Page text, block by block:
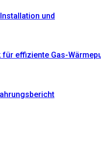
und
effiziente Gas-